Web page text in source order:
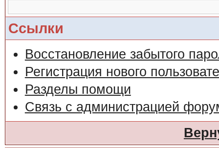
Ссылки
Восстановление забытого
Регистрация нового
Разделы помощи
Связь с администрацией